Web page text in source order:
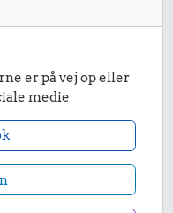
er på vej op eller
medie